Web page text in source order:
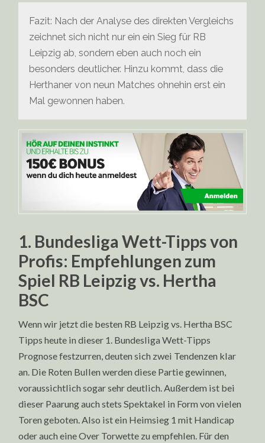
Fazit: Nach der Analyse des direkten Vergleichs
zeichnet sich nicht nur ein ein Sieg für RB
Leipzig ab, sondern eben auch noch ein
besonders deutlicher. Hinzu kommt, dass die
Herthaner von neun Matches ohnehin erst ein
Mal gewonnen haben.
1. Bundesliga Wett-Tipps von
Profis: Empfehlungen zum
Spiel RB Leipzig vs. Hertha
BSC
Wenn wir jetzt die besten RB Leipzig vs. Hertha BSC
Tipps heute in dieser 1. Bundesliga Wett-Tipps
Prognose festzurren, deuten sich zwei Tendenzen klar
an. Die Roten Bullen werden diese Partie gewinnen,
voraussichtlich sogar sehr deutlich. Außerdem ist bei
dieser Paarung auch stets Spektakel in Form von vielen
Toren geboten. Also ist ein Heimsieg 1 mit Handicap
oder auch eine Over Torwette zu empfehlen. Für den